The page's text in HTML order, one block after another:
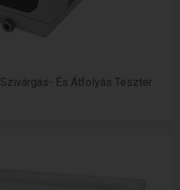
És Átfolyás Teszter